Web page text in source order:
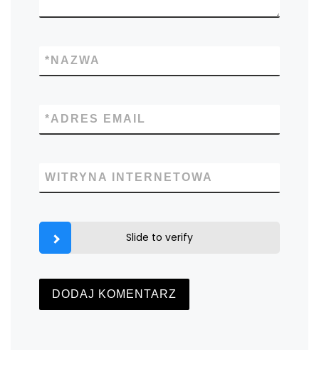
NAZWA
*
ADRES EMAIL
*
WITRYNA INTERNETOWA
Slide to verify